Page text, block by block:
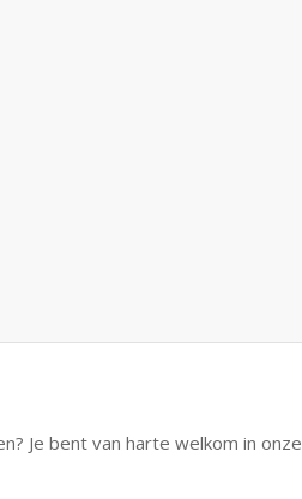
Je bent van harte welkom in onze